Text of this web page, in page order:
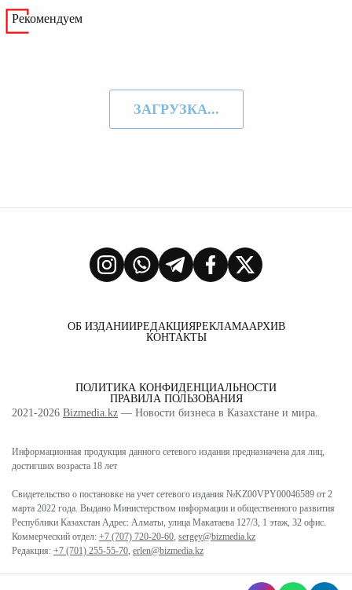
Рекомендуем
ЗАГРУЗКА...
ОБ ИЗДАНИИРЕДАКЦИЯРЕКЛАМААРХИВ
КОНТАКТЫ
ПОЛИТИКА КОНФИДЕНЦИАЛЬНОСТИ
ПРАВИЛА ПОЛЬЗОВАНИЯ
2021-2026 Bizmedia.kz — Новости бизнеса в Казахстане и мира.
Информационная продукция данного сетевого издания предназначена для лиц,
достигших возраста 18 лет
Свидетельство о постановке на учет сетевого издания №KZ00VPY00046589 от 2
марта 2022 года. Выдано Министерством информации и общественного развития
Республики Казахстан Адрес: Алматы, улица Макатаева 127/3, 1 этаж, 32 офис.
Коммерческий отдел: +7 (707) 720-20-60, sergey@bizmedia.kz
Редакция: +7 (701) 255-55-70, erlen@bizmedia.kz